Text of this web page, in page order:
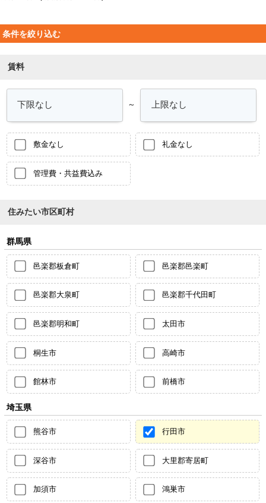
条件を絞り込む
賃料
～
敷金なし 礼金なし
管理費・共益費込み
住みたい市区町村
群馬県
邑楽郡板倉町 邑楽郡邑楽町
邑楽郡大泉町 邑楽郡千代田町
邑楽郡明和町 太田市
桐生市 高崎市
館林市 前橋市
埼玉県
熊谷市 行田市
深谷市 大里郡寄居町
加須市 鴻巣市